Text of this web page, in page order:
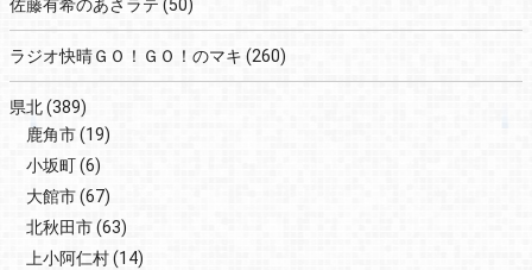
佐藤有希のあさラテ (50)
ラジオ快晴ＧＯ！ＧＯ！のマキ (260)
県北(389)
鹿角市(19)
小坂町(6)
大館市(67)
北秋田市(63)
上小阿仁村(14)